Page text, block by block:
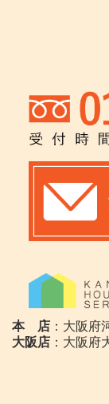
本 店 ：大阪
大阪店 ：大阪